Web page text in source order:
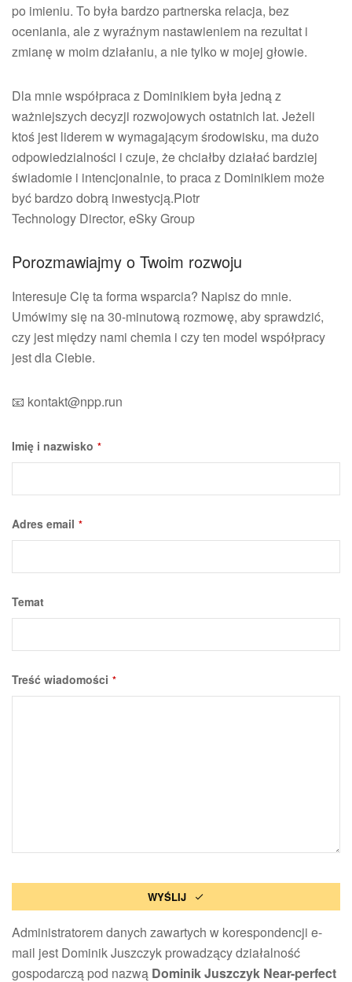
po imieniu. To była bardzo partnerska relacja, bez
oceniania, ale z wyraźnym nastawieniem na rezultat i
zmianę w moim działaniu, a nie tylko w mojej głowie.
Dla mnie współpraca z Dominikiem była jedną z
ważniejszych decyzji rozwojowych ostatnich lat. Jeżeli
ktoś jest liderem w wymagającym środowisku, ma dużo
odpowiedzialności i czuje, że chciałby działać bardziej
świadomie i intencjonalnie, to praca z Dominikiem może
być bardzo dobrą inwestycją.Piotr
Technology Director, eSky Group
Porozmawiajmy o Twoim rozwoju
Interesuje Cię ta forma wsparcia? Napisz do mnie.
Umówimy się na 30-minutową rozmowę, aby sprawdzić,
czy jest między nami chemia i czy ten model współpracy
jest dla Ciebie.
📧 kontakt@npp.run
Website
URL *
Imię i nazwisko *
Adres email *
Temat
Treść wiadomości *
WYŚLIJ
Administratorem danych zawartych w korespondencji e-
mail jest Dominik Juszczyk prowadzący działalność
gospodarczą pod nazwą Dominik Juszczyk Near-perfect